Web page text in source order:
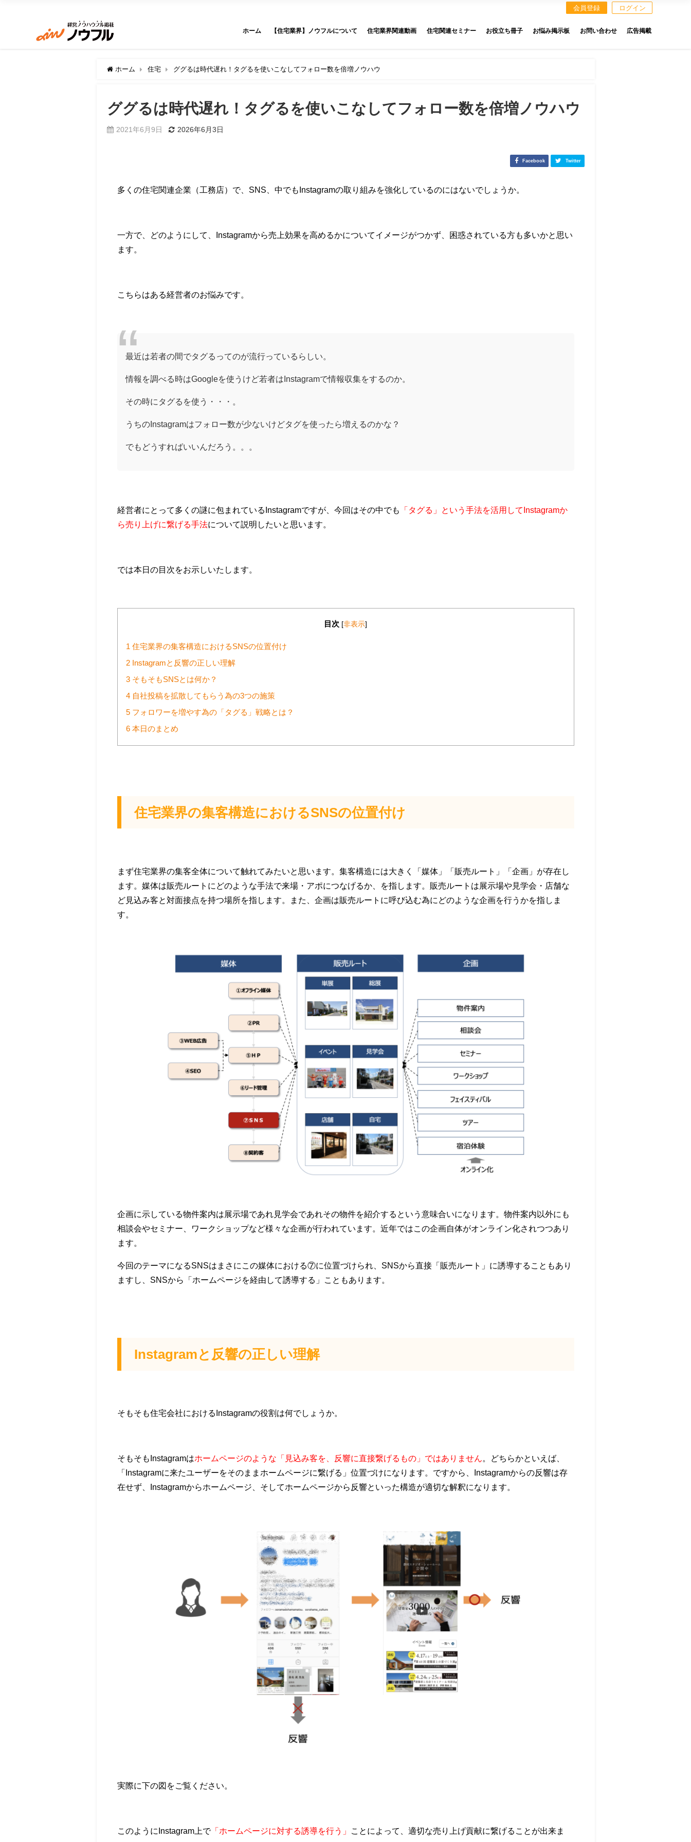
会員登録 ログイン
ホーム 【住宅業界】ノウフルについて 住宅業界関連動画 住宅関連セミナー お役立ち冊子 お悩み掲示板 お問い合わせ 広告掲載
ホーム 住宅 ググるは時代遅れ！タグるを使いこなしてフォロー数を倍増ノウハウ
ググるは時代遅れ！タグるを使いこなしてフォロー数を倍増ノウハウ
2021年6月9日 2026年6月3日
Facebook Twitter
多くの住宅関連企業（工務店）で、SNS、中でもInstagramの取り組みを強化しているのにはないでしょうか。
一方で、どのようにして、Instagramから売上効果を高めるかについてイメージがつかず、困惑されている方も多いかと思い
ます。
こちらはある経営者のお悩みです。
最近は若者の間でタグるってのが流行っているらしい。
情報を調べる時はGoogleを使うけど若者はInstagramで情報収集をするのか。
その時にタグるを使う・・・。
うちのInstagramはフォロー数が少ないけどタグを使ったら増えるのかな？
でもどうすればいいんだろう。。。
経営者にとって多くの謎に包まれているInstagramですが、今回はその中でも 「タグる」という手法を活用してInstagramか
ら売り上げに繋げる手法について説明したいと思います。
では本日の目次をお示しいたします。
目次 [非表示]
1 住宅業界の集客構造におけるSNSの位置付け
2Instagramと反響の正しい理解
3そもそもSNSとは何か？
4自社投稿を拡散してもらう為の3つの施策
5フォロワーを増やす為の「タグる」戦略とは？
6本日のまとめ
住宅業界の集客構造におけるSNSの位置付け
まず住宅業界の集客全体について触れてみたいと思います。集客構造には大きく「媒体」「販売ルート」「企画」が存在し
ます。媒体は販売ルートにどのような手法で来場・アポにつなげるか、を指します。販売ルートは展示場や見学会・店舗な
ど見込み客と対面接点を持つ場所を指します。また、企画は販売ルートに呼び込む為にどのような企画を行うかを指しま
す。
企画に示している物件案内は展示場であれ見学会であれその物件を紹介するという意味合いになります。物件案内以外にも
相談会やセミナー、ワークショップなど様々な企画が行われています。近年ではこの企画自体がオンライン化されつつあり
ます。
今回のテーマになるSNSはまさにこの媒体における⑦に位置づけられ、SNSから直接「販売ルート」に誘導することもあり
ますし、SNSから「ホームページを経由して誘導する」こともあります。
Instagramと反響の正しい理解
そもそも住宅会社におけるInstagramの役割は何でしょうか。
そもそもInstagramはホームページのような「見込み客を、反響に直接繋げるもの」ではありません。どちらかといえば、
「Instagramに来たユーザーをそのままホームページに繋げる」位置づけになります。ですから、Instagramからの反響は存
在せず、Instagramからホームページ、そしてホームページから反響といった構造が適切な解釈になります。
実際に下の図をご覧ください。
このようにInstagram上で「ホームページに対する誘導を行う」
ことによって、適切な売り上げ貢献に繋げることが出来ま